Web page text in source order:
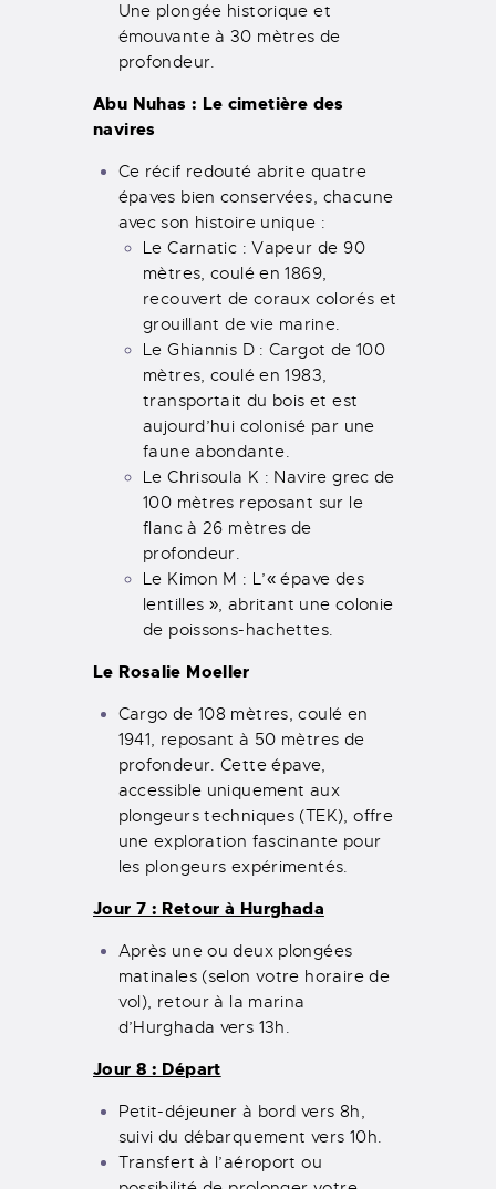
Une plongée historique et
émouvante à 30 mètres de
profondeur.
Abu Nuhas : Le cimetière des
navires
Ce récif redouté abrite quatre
épaves bien conservées, chacune
avec son histoire unique :
Le Carnatic : Vapeur de 90
mètres, coulé en 1869,
recouvert de coraux colorés et
grouillant de vie marine.
Le Ghiannis D : Cargot de 100
mètres, coulé en 1983,
transportait du bois et est
aujourd’hui colonisé par une
faune abondante.
Le Chrisoula K : Navire grec de
100 mètres reposant sur le
flanc à 26 mètres de
profondeur.
Le Kimon M : L’« épave des
lentilles », abritant une colonie
de poissons-hachettes.
Le Rosalie Moeller
Cargo de 108 mètres, coulé en
1941, reposant à 50 mètres de
profondeur. Cette épave,
accessible uniquement aux
plongeurs techniques (TEK), offre
une exploration fascinante pour
les plongeurs expérimentés.
Jour 7 : Retour à Hurghada
Après une ou deux plongées
matinales (selon votre horaire de
vol), retour à la marina
d’Hurghada vers 13h.
Jour 8 : Départ
Petit-déjeuner à bord vers 8h,
suivi du débarquement vers 10h.
Transfert à l’aéroport ou